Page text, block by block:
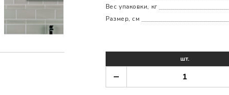
Вес упаковки, кг
Размер, см
шт.